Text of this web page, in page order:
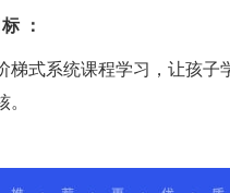
：
梯式系统课程学习，让孩